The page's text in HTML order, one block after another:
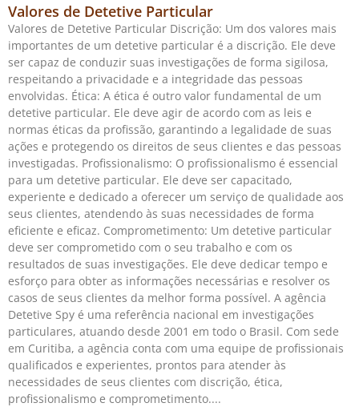
Valores de Detetive Particular
Valores de Detetive Particular Discrição: Um dos valores mais
importantes de um detetive particular é a discrição. Ele deve
ser capaz de conduzir suas investigações de forma sigilosa,
respeitando a privacidade e a integridade das pessoas
envolvidas. Ética: A ética é outro valor fundamental de um
detetive particular. Ele deve agir de acordo com as leis e
normas éticas da profissão, garantindo a legalidade de suas
ações e protegendo os direitos de seus clientes e das pessoas
investigadas. Profissionalismo: O profissionalismo é essencial
para um detetive particular. Ele deve ser capacitado,
experiente e dedicado a oferecer um serviço de qualidade aos
seus clientes, atendendo às suas necessidades de forma
eficiente e eficaz. Comprometimento: Um detetive particular
deve ser comprometido com o seu trabalho e com os
resultados de suas investigações. Ele deve dedicar tempo e
esforço para obter as informações necessárias e resolver os
casos de seus clientes da melhor forma possível. A agência
Detetive Spy é uma referência nacional em investigações
particulares, atuando desde 2001 em todo o Brasil. Com sede
em Curitiba, a agência conta com uma equipe de profissionais
qualificados e experientes, prontos para atender às
necessidades de seus clientes com discrição, ética,
profissionalismo e comprometimento.